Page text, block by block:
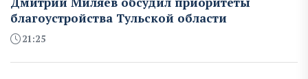
благоустройства Тульской области
21:25